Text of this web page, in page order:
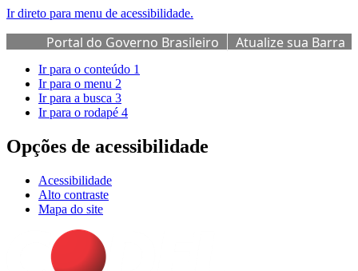
Ir direto para menu de acessibilidade.
Portal do Governo Brasileiro
Atualize sua Barra
de Governo
Ir para o conteúdo 1
Ir para o menu 2
Ir para a busca 3
Ir para o rodapé 4
Opções de acessibilidade
Acessibilidade
Alto contraste
Mapa do site